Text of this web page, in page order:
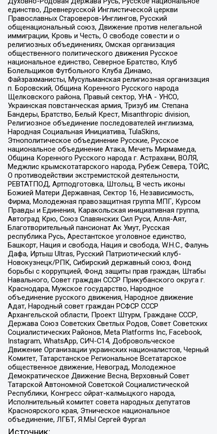
единство, Древнерусской Инглистической церкви
Православных Староверов-Инглингов, Русский
общенациональный союз, Движение против нелегальной
иммиграции, Кровь и Честь, О свободе совести и о
религиозных объединениях, Омская организация
общественного политического движения Русское
национальное единство, Северное Братство, Клуб
Болельщиков Футбольного Клуба Динамо,
Файзрахманисты, Мусульманская религиозная организация
п. Боровский, Община Коренного Русского народа
Щелковского района, Правый сектор, УНА - УНСО,
Украинская повстанческая армия, Тризуб им. Степана
Бандеры, Братство, Белый Крест, Misanthropic division,
Религиозное объединение последователей инглиизма,
Народная Социальная Инициатива, TulaSkins,
Этнополитическое объединение Русские, Русское
национальное объединение Атака, Мечеть Мирмамеда,
Община Коренного Русского народа г. Астрахани, ВОЛЯ,
Меджлис крымскотатарского народа, Рубеж Севера, ТОЙС,
О противодействии экстремистской деятельности,
РЕВТАТПОД, Артподготовка, Штольц, В честь иконы
Божией Матери Державная, Сектор 16, Независимость,
Фирма, Молодежная правозащитная группа МПГ, Курсом
Правды и Единения, Каракольская инициативная группа,
Автоград Крю, Союз Славянских Сил Руси, Алля-Аят,
Благотворительный пансионат Ак Умут, Русская
республика Русь, Арестантское уголовное единство,
Башкорт, Нация и свобода, Нация и свобода, W.H.С., Фалунь
Дафа, Иртыш Ultras, Русский Патриотический клуб-
Новокузнецк/РПК, Сибирский державный союз, Фонд
борьбы с коррупцией, Фонд защиты прав граждан, Штабы
Навального, Совет граждан СССР Прикубанского округа г.
Краснодара, Мужское государство, Народное
объединение русского движения, Народное движение
Адат, Народный совет граждан РСФСР СССР
Архангельской области, Проект Штурм, Граждане СССР,
Держава Союз Советских Светлых Родов, Совет Советских
Социалистических Районов, Meta Platforms Inc, Facebook,
Instagram, WhatsApp, СИЧ-С14, Добровольческое
Движение Организации украинских националистов, Черный
Комитет, Татарстанское Региональное Всетатарское
общественное движение, Невоград, Молодежное
Демократическое Движение Весна, Верховный Совет
Татарской Автономной Советской Социалистической
Республики, Конгресс ойрат-калмыцкого народа,
Исполнительный комитет совета народных депутатов
Красноярского края, Этническое национальное
объединение, ЛГБТ, Я.МЫ Сергей Фургал